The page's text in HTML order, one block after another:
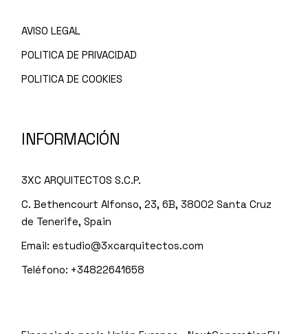
AVISO LEGAL
POLITICA DE PRIVACIDAD
POLITICA DE COOKIES
INFORMACIÓN
3XC ARQUITECTOS S.C.P.
C. Bethencourt Alfonso, 23, 6B, 38002 Santa Cruz
de Tenerife, Spain
Email:estudio@3xcarquitectos.com
Teléfono: +34822641658